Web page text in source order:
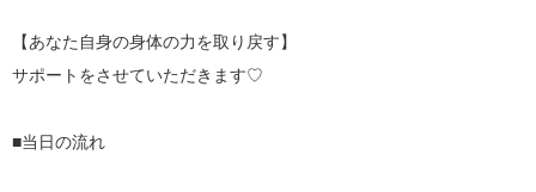
【あなた自身の身体の力を取り戻す】
サポートをさせていただきます♡
■当日の流れ